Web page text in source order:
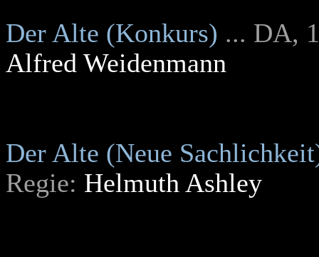
Der Alte (Konkurs) ... DA,
Alfred Weidenmann
Der Alte (Neue
Regie: Helmuth Ashley